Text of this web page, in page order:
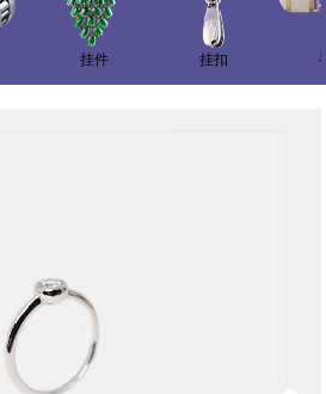
挂件 挂扣